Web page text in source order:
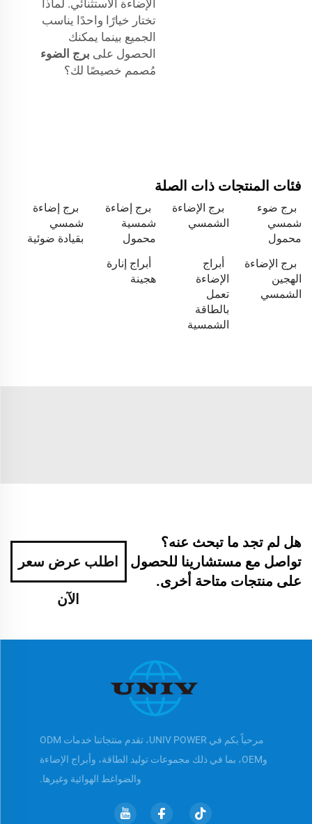
الإضاءة الاستثنائي. لماذا
تختار خيارًا واحدًا يناسب
الجميع بينما يمكنك
الحصول على برج الضوء
مُصمم خصيصًا لك؟
فئات المنتجات ذات الصلة
برج ضوء
شمسي
محمول
برج الإضاءة
الشمسي
برج إضاءة
شمسية
محمول
برج إضاءة
شمسي
بقيادة ضوئية
برج الإضاءة
الهجين
الشمسي
أبراج
الإضاءة
تعمل
بالطاقة
الشمسية
أبراج إنارة
هجينة
هل لم تجد ما تبحث عنه؟
تواصل مع مستشارينا للحصول
على منتجات متاحة أخرى.
اطلب عرض سعر
الآن
مرحباً بكم في UNIV POWER، تقدم منتجاتنا خدمات ODM
وOEM، بما في ذلك مجموعات توليد الطاقة، وأبراج الإضاءة
والضواغط الهوائية وغيرها.